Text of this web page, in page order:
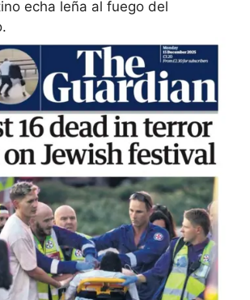
echa leña al fuego del